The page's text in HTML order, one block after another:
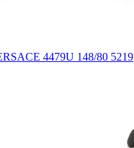
4479U 148/80 5219